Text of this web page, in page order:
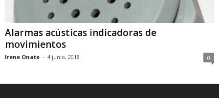
Alarmas acústicas indicadoras de
movimientos
Irene Onate - 4 junio, 2018 0